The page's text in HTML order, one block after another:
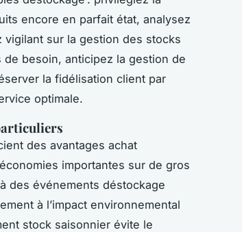
encore en parfait état, analysez
sur la gestion des stocks
besoin, anticipez la gestion de
la fidélisation client par
optimale.
des avantages achat
importantes sur de gros
des événements déstockage
à l’impact environnemental
stock saisonnier évite le